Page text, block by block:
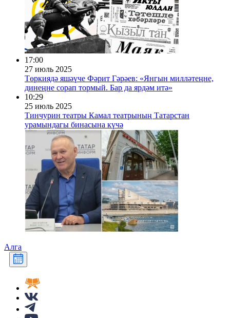
17:00
27 июль 2025
Төркиядә яшәүче Фәрит Гәрәев: «Янгын милләтеңне,
динеңне сорап тормый. Бар да ярдәм итә»
10:29
25 июль 2025
Тинчурин театры Камал театрының Татарстан
урамындагы бинасына күчә
Алга